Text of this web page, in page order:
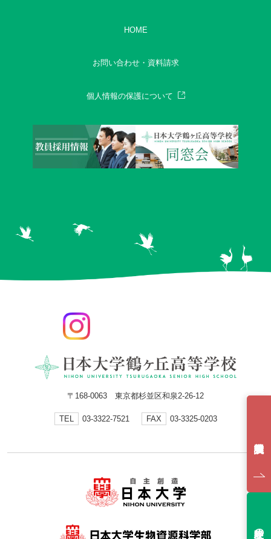
受験生の方へ
HOME
お問い合わせ・資料請求
個人情報の保護について
〒168-0063 東京都杉並区和泉2-26-12
TEL 03-3322-7521 FAX 03-3325-0203